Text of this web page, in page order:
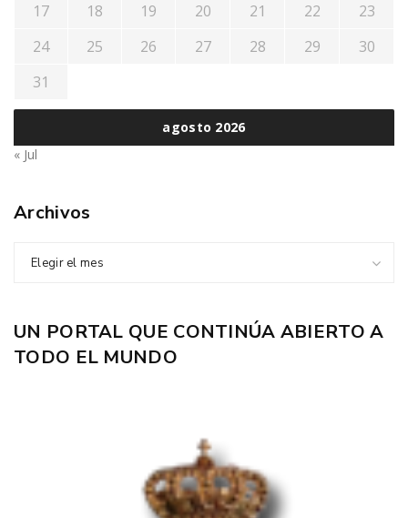
agosto 2026
17
18 19 20 21 22
23
24
25 26 27 28 29
30
31
« Jul
Archivos
Elegir el mes
UN PORTAL QUE CONTINÚA ABIERTO A
TODO EL MUNDO